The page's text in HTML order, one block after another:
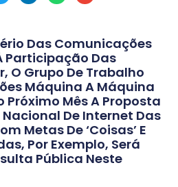
Das Comunicações
Participação Das
O Grupo De Trabalho
Máquina A Máquina
Próximo Mês A Proposta
De Internet Das
Metas De ‘coisas’ E
Por Exemplo, Será
Pública Neste